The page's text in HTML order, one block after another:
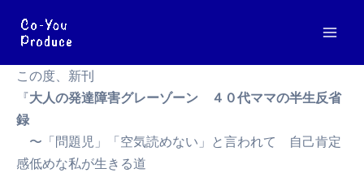
この度、新刊
『大人の発達障害グレーゾーン
４０代ママの半生反省
録
〜「問題児」「空気読めない」と言われて 自己肯定
感低めな私が生きる道